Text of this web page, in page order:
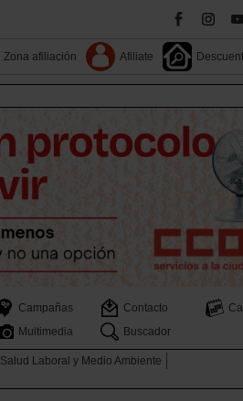
Zona afiliación Afiliate
Campañas Contacto
Multimedia Buscador
Salud Laboral y Medio Ambiente